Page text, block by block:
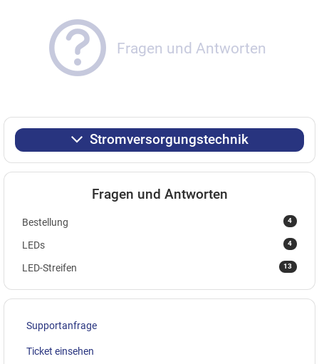
Fragen und Antworten
Stromversorgungstechnik
Fragen und Antworten
4
Bestellung
4
LEDs
13
LED-Streifen
Supportanfrage
Ticket einsehen